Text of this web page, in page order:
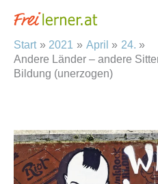
Inhalt
springen
Start 2021 April
24.
Andere Länder – andere
Bildung (unerzogen)